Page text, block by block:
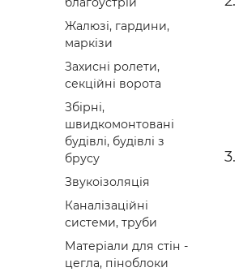
Жалюзі, гардини,
маркізи
Захисні ролети,
секційні ворота
Збірні,
швидкомонтовані
будівлі, будівлі з
брусу
Звукоізоляція
Каналізаційні
системи, труби
Матеріали для стін -
цегла, піноблоки